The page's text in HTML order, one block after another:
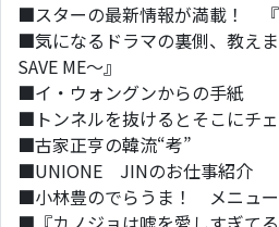
■スターの最新情報が満載！ 『
■気になるドラマの裏側、教え
SAVE ME～』
■イ・ウォングンからの手紙
■トンネルを抜けるとそこにチ
■古家正亨の韓流“考”
■UNIONE JINのお仕事紹介
■小林豊のでらうま！ メニュ